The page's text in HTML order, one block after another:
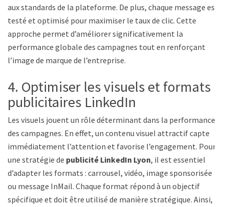
aux standards de la plateforme. De plus, chaque message est
testé et optimisé pour maximiser le taux de clic. Cette
approche permet d’améliorer significativement la
performance globale des campagnes tout en renforçant
l’image de marque de l’entreprise.
4. Optimiser les visuels et formats
publicitaires LinkedIn
Les visuels jouent un rôle déterminant dans la performance
des campagnes. En effet, un contenu visuel attractif capte
immédiatement l’attention et favorise l’engagement. Pour
une stratégie de publicité LinkedIn Lyon, il est essentiel
d’adapter les formats : carrousel, vidéo, image sponsorisée
ou message InMail. Chaque format répond à un objectif
spécifique et doit être utilisé de manière stratégique. Ainsi,